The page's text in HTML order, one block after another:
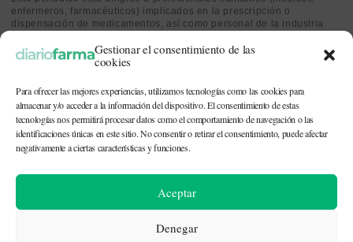
Gestionar el consentimiento de las
cookies
Para ofrecer las mejores experiencias, utilizamos tecnologías como las cookies para
almacenar y/o acceder a la información del dispositivo. El consentimiento de estas
tecnologías nos permitirá procesar datos como el comportamiento de navegación o las
identificaciones únicas en este sitio. No consentir o retirar el consentimiento, puede afectar
negativamente a ciertas características y funciones.
Aceptar
Denegar
enfermeros, farmacéuticos) implicados en la prescripción o
dispensación de medicamentos, así como personal de la industria
sanitaria.
CONTACTO Y QUIÉNES SOMOS|POLÍTICA DE COOKIES|POLÍTICA DE
© 2026. Todos los derechos reservados. |
| Recursos
fotográficos: depositphotos